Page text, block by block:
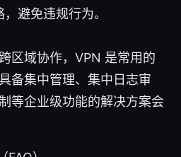
避免违规行为。
区域协作，VPN 是常用的
备集中管理、集中日志审
等企业级功能的解决方案会